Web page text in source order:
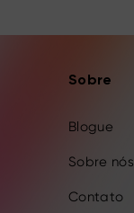
Sobre
Blogue
Sobre nós
Contato